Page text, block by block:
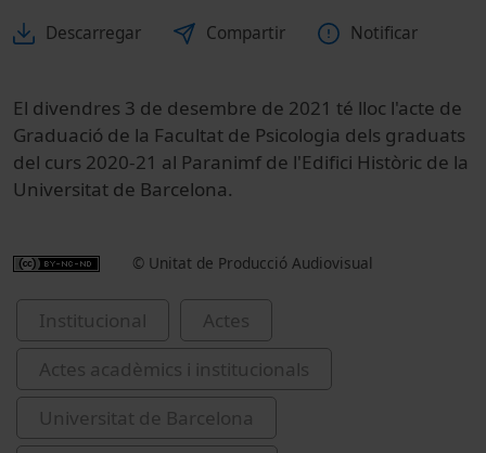
Descarregar Compartir Notificar
El divendres 3 de desembre de 2021 té lloc l'acte de
Graduació de la Facultat de Psicologia dels graduats
del curs 2020-21 al Paranimf de l'Edifici Històric de la
Universitat de Barcelona.
© Unitat de Producció Audiovisual
Institucional
Actes
Actes acadèmics i institucionals
Universitat de Barcelona